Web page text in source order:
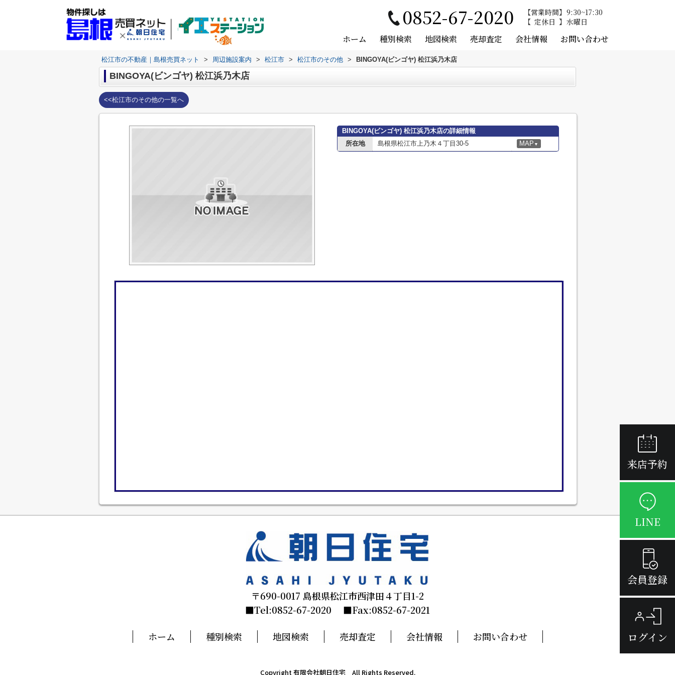
0852-67-2020 営業時間
9:30~17:30
定休日
水曜日
ホーム 種別検索 地図検索 売却査定 会社情報 お問い合わせ
来店予約
LINE
会員登録
ログイン
松江市の不動産｜島根売買ネット > 周辺施設案内 > 松江市 > 松江市のその他 > BINGOYA(ビンゴヤ) 松江浜乃木店
BINGOYA(ビンゴヤ) 松江浜乃木店
<<松江市のその他の一覧へ
BINGOYA(ビンゴヤ) 松江浜乃木店の詳細情報
所在地
島根県松江市上乃木４丁目30-5 MAP ▼
〒690-0017 島根県松江市西津田４丁目1-2
■Tel:0852-67-2020 ■Fax:0852-67-2021
ホーム 種別検索 地図検索 売却査定 会社情報 お問い合わせ
Copyright 有限会社朝日住宅 All Rights Reserved.